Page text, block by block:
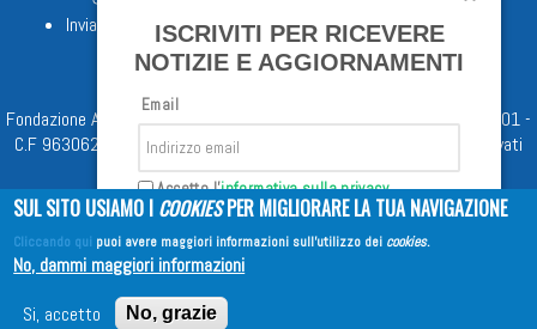
Invia proposta editoriale
Fondazione Apostolicam Actuositatem ETS © 2023 - P.I. 05398481001 -
C.F 96306220581 - REA 888781 del 23/02/98 - Tutti i diritti riservati
Copyright © 2026EDITRICE AVE
ISCRIVITI PER RICEVERE
NOTIZIE E AGGIORNAMENTI
Email
Accetto l'informativa sulla privacy
Iscriviti
SUL SITO USIAMO I COOKIESPER MIGLIORARE LA TUA NAVIGAZIONE
Cliccando qui puoi avere maggiori informazioni sull'utilizzo dei cookies.
No, dammi maggiori informazioni
Si, accetto
No, grazie